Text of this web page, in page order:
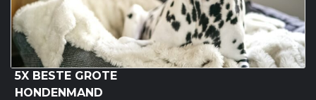
5X BESTE GROTE
HONDENMAND